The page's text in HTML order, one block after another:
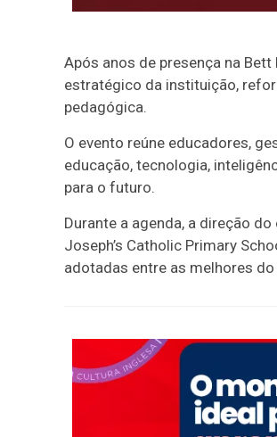
Após anos de presença na
estratégico da instituição,
pedagógica.
O evento reúne educadores,
educação, tecnologia,
para o futuro.
Durante a agenda, a direção
Joseph’s Catholic Primary
adotadas entre as melhores